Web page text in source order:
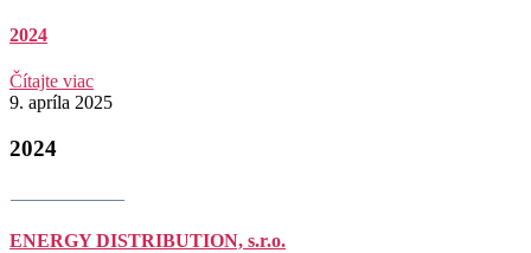
2024
Čítajte viac
9. apríla 2025
2024
ENERGY DISTRIBUTION, s.r.o.